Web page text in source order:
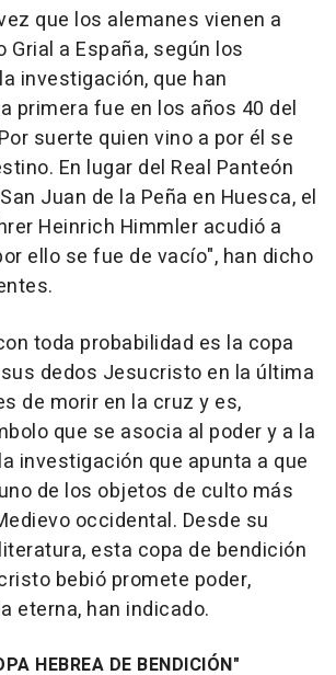
que los alemanes vienen a
Grial a España, según los
investigación, que han
primera fue en los años 40 del
suerte quien vino a por él se
En lugar del Real Panteón
Juan de la Peña en Huesca, el
Heinrich Himmler acudió a
ello se fue de vacío", han dicho
toda probabilidad es la copa
dedos Jesucristo en la última
de morir en la cruz y es,
que se asocia al poder y a la
investigación que apunta a que
de los objetos de culto más
occidental. Desde su
esta copa de bendición
bebió promete poder,
eterna, han indicado.
HEBREA DE BENDICIÓN"